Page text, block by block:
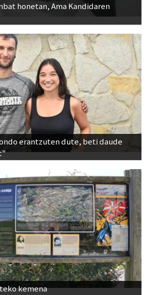
honetan, Ama Kandidaren
erantzuten dute, beti daude
kemena